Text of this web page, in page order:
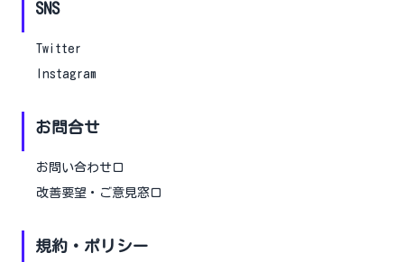
SNS
Twitter
Instagram
お問合せ
お問い合わせ口
改善要望・ご意見窓口
規約・ポリシー